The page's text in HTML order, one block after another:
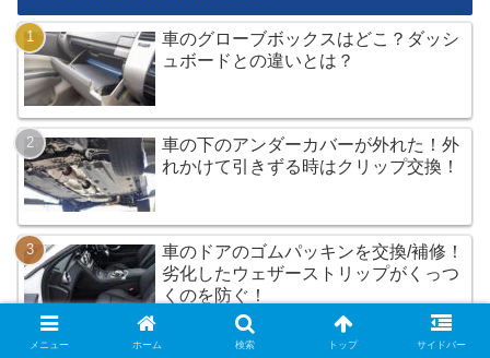
車のグローブボックスはどこ？ダッシ
ュボードとの違いとは？
車の下のアンダーカバーが外れた！外
れかけて引きずる時はクリップ交換！
車のドアのゴムパッキンを交換/補修！
劣化したウェザーストリップがくっつ
くのを防ぐ！
メニュー ホーム 検索 トップ サイドバー